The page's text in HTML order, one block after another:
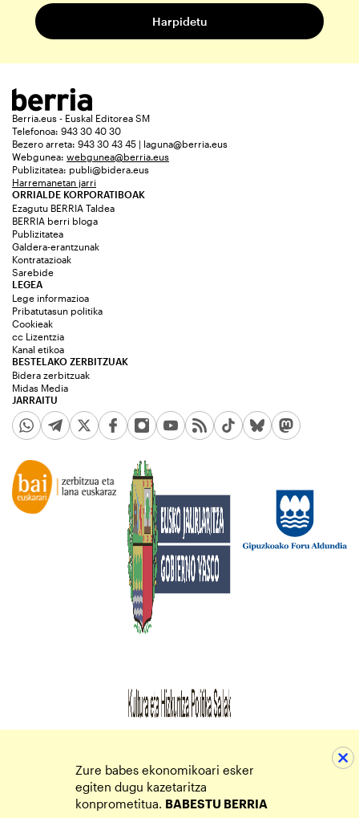
Berria.eus - Euskal Editorea SM
Telefonoa: 943 30 40 30
Bezero arreta: 943 30 43 45 | laguna@berria.eus
Webgunea: webgunea@berria.eus
Publizitatea: publi@bidera.eus
Harremanetan jarri
ORRIALDE KORPORATIBOAK
Ezagutu BERRIA Taldea
BERRIA berri bloga
Publizitatea
Galdera-erantzunak
Kontratazioak
Sarebide
JARRAITU
LEGEA
Lege informazioa
Pribatutasun politika
Cookieak
cc Lizentzia
Kanal etikoa
BESTELAKO ZERBITZUAK
Bidera zerbitzuak
Midas Media
Zure babes ekonomikoari esker
egiten dugu kazetaritza
konprometitua. BABESTU BERRIA